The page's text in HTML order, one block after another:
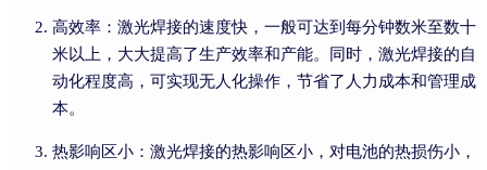
高效率：激光焊接的速度快，一般可达到每分钟数米至数十
米以上，大大提高了生产效率和产能。同时，激光焊接的自
动化程度高，可实现无人化操作，节省了人力成本和管理成
本。
热影响区小：激光焊接的热影响区小，对电池的热损伤小，